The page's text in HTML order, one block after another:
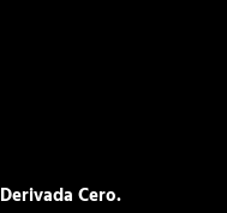
Derivada Cero.